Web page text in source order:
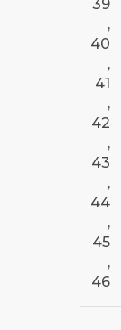
39
,
40
,
41
,
42
,
43
,
44
,
45
,
46